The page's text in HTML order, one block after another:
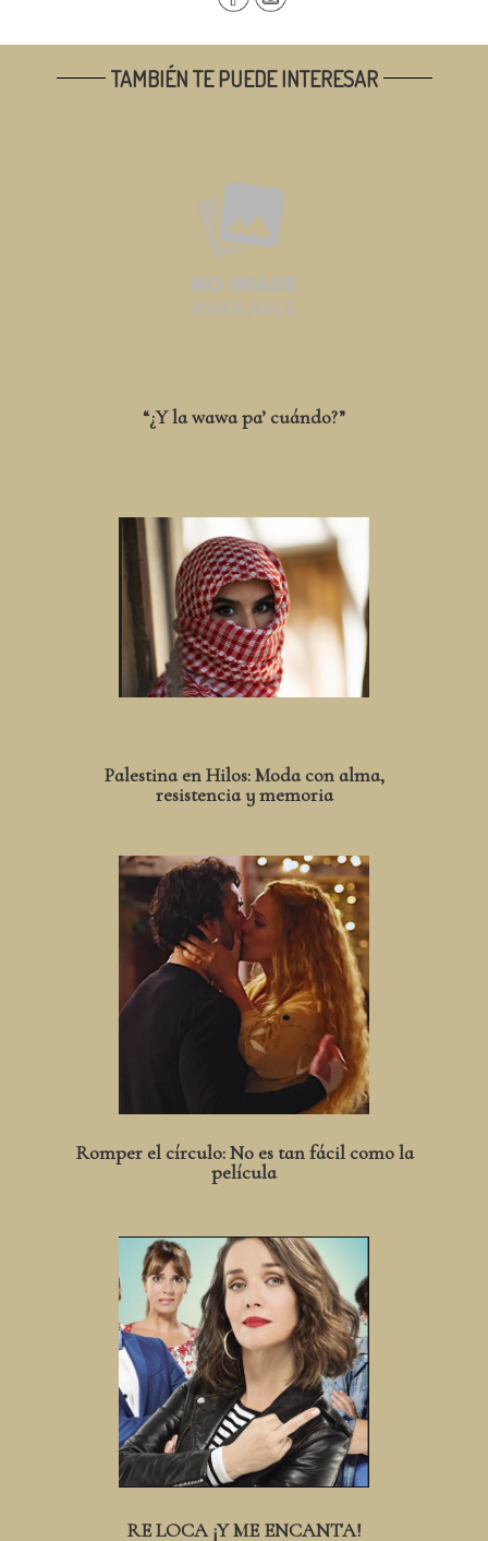
TAMBIÉN TE PUEDE INTERESAR
“¿Y la wawa pa’ cuándo?”
Palestina en Hilos: Moda con alma,
resistencia y memoria
Romper el círculo: No es tan fácil como la
película
RE LOCA ¡Y ME ENCANTA!